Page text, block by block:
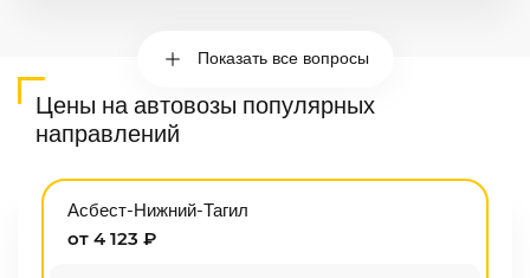
Показать все вопросы
Цены на автовозы популярных
направлений
Асбест-Нижний-Тагил
от 4 123 ₽